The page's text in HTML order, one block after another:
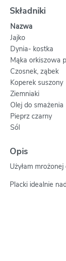
Składniki
Nazwa
Jajko
Dynia- kostka
Mąka orkiszowa
Czosnek, ząbek
Koperek suszony
Ziemniaki
Olej do smażenia
Pieprz czarny
Sól
Opis
Użyłam
Placki idealnie